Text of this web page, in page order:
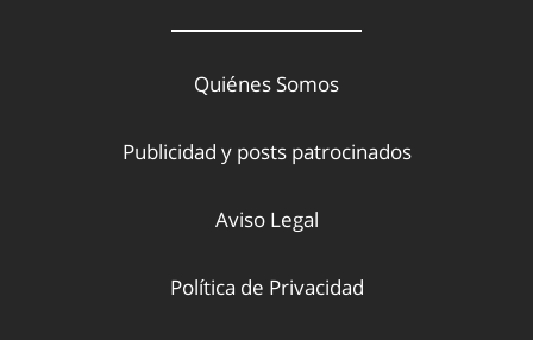
Quiénes Somos
Publicidad y posts patrocinados
Aviso Legal
Política de Privacidad